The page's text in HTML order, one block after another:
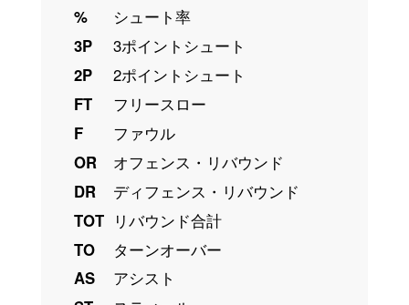
%
シュート率
3P
3ポイントシュート
2P
2ポイントシュート
FT
フリースロー
F
ファウル
OR
オフェンス・リバウンド
DR
ディフェンス・リバウンド
TOT リバウンド合計
TO
ターンオーバー
AS
アシスト